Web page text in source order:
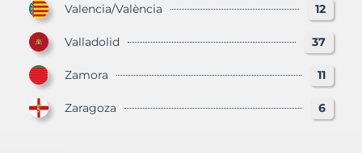
Valencia/València 12
Valladolid 37
Zamora 11
Zaragoza 6